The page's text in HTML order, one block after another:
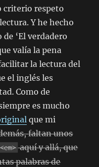
criterio respeto
Y he hecho
‘El verdadero
valía la pena
la lectura del
el inglés les
Como de
es mucho
que mi
faltan unos
<em> aquí y allá, que
palabras de